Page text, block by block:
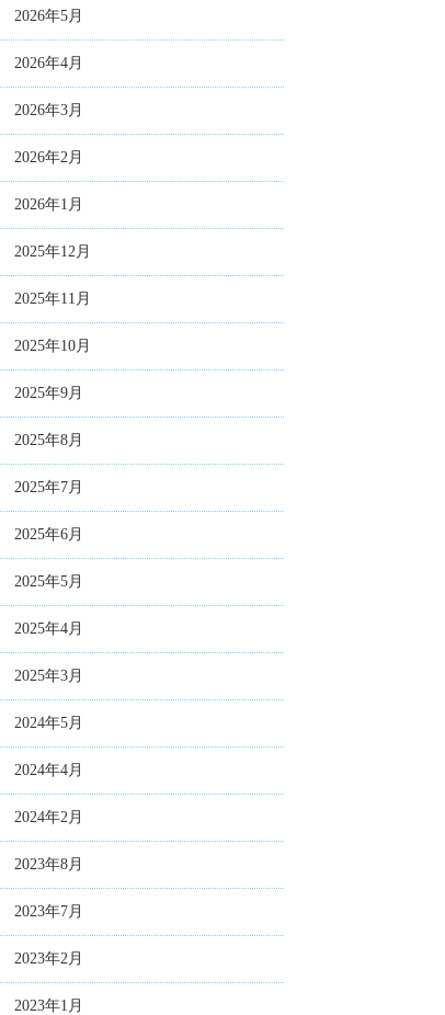
2026年5月
2026年4月
2026年3月
2026年2月
2026年1月
2025年12月
2025年11月
2025年10月
2025年9月
2025年8月
2025年7月
2025年6月
2025年5月
2025年4月
2025年3月
2024年5月
2024年4月
2024年2月
2023年8月
2023年7月
2023年2月
2023年1月